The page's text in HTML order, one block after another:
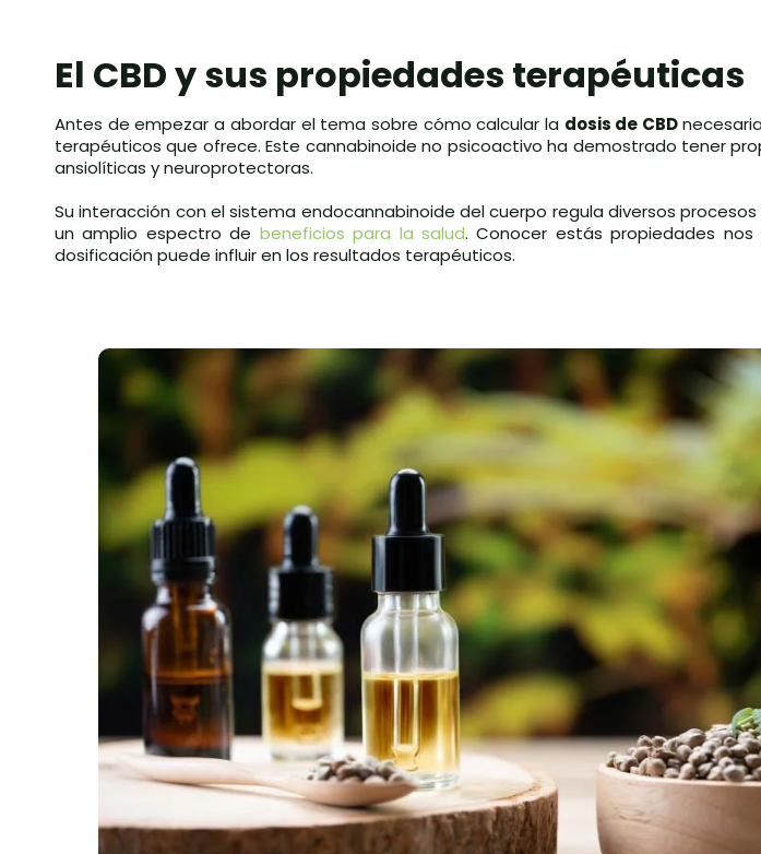
El CBD y sus propiedades terapéuticas
Antes de empezar a abordar el tema sobre cómo calcular la dosis de CBD
terapéuticos que ofrece. Este cannabinoide no psicoactivo ha demostrado tener
ansiolíticas y neuroprotectoras.
Su interacción con el sistema endocannabinoide del cuerpo regula diversos
un amplio espectro de beneficios para la salud. Conocer estás propiedades
dosificación puede influir en los resultados terapéuticos.